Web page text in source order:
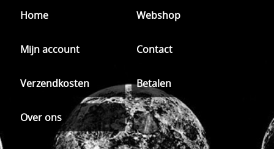
Home Webshop
Mijn account Contact
Verzendkosten Betalen
Over ons